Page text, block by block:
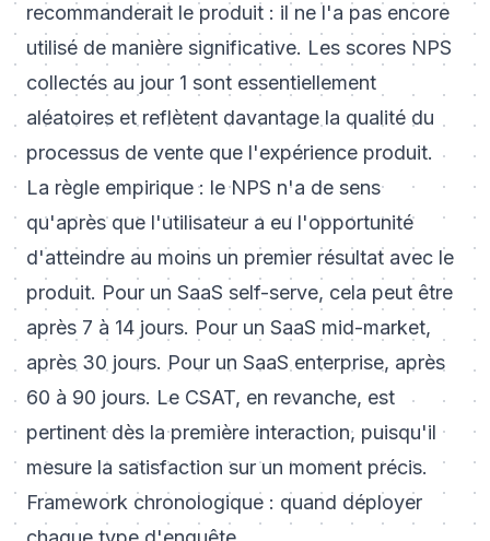
recommanderait le produit : il ne l'a pas encore
utilisé de manière significative. Les scores NPS
collectés au jour 1 sont essentiellement
aléatoires et reflètent davantage la qualité du
processus de vente que l'expérience produit.
La règle empirique : le NPS n'a de sens
qu'après que l'utilisateur a eu l'opportunité
d'atteindre au moins un premier résultat avec le
produit. Pour un SaaS self-serve, cela peut être
après 7 à 14 jours. Pour un SaaS mid-market,
après 30 jours. Pour un SaaS enterprise, après
60 à 90 jours. Le CSAT, en revanche, est
pertinent dès la première interaction, puisqu'il
mesure la satisfaction sur un moment précis.
Framework chronologique : quand déployer